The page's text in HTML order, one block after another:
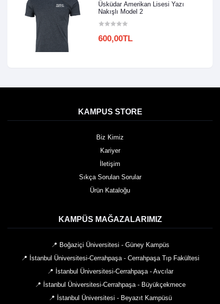
Üsküdar Amerikan Lisesi Yazı
Nakışlı Model 2
600,00TL
KAMPUS STORE
Biz Kimiz
Kariyer
İletişim
Sıkça Sorulan Sorular
Ürün Kataloğu
KAMPÜS MAĞAZALARIMIZ
📍 Boğaziçi Üniversitesi - Güney Kampüs
📍 İstanbul Üniversitesi-Cerrahpaşa - Cerrahpaşa Tıp Fakültesi
📍 İstanbul Üniversitesi-Cerrahpaşa - Avcılar
📍 İstanbul Üniversitesi-Cerrahpaşa - Büyükçekmece
📍 İstanbul Üniversitesi - Beyazıt Kampüsü